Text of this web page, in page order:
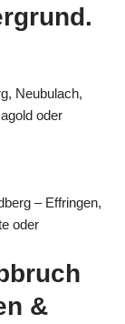
Neubulach,
oder
– Effringen,
oder
&